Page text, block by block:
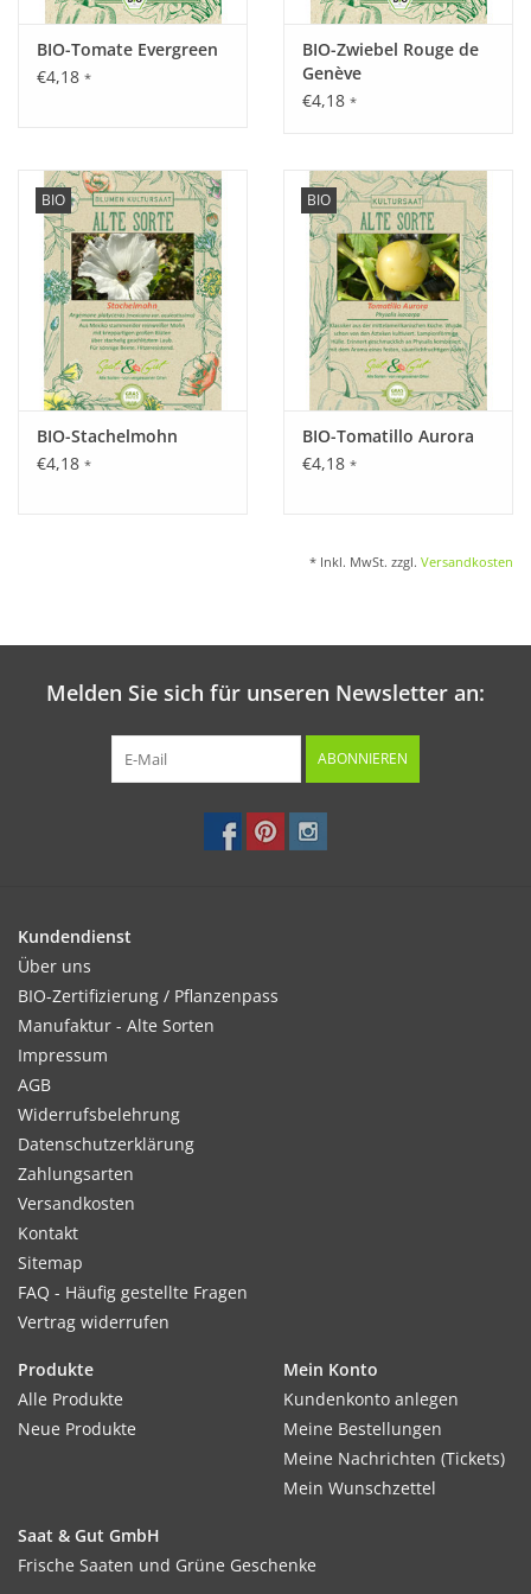
12 Korn
BIO-Tomate Evergreen
€4,18 *
BIO-Zwiebel Rouge de
Genève
€4,18 *
BIO
BIO-Stachelmohn
€4,18 *
BIO
BIO-Tomatillo Aurora
€4,18 *
* Inkl. MwSt. zzgl. Versandkosten
Melden Sie sich für unseren Newsletter an:
ABONNIEREN
Kundendienst
Über uns
BIO-Zertifizierung / Pflanzenpass
Manufaktur - Alte Sorten
Impressum
AGB
Widerrufsbelehrung
Datenschutzerklärung
Zahlungsarten
Versandkosten
Kontakt
Sitemap
FAQ - Häufig gestellte Fragen
Vertrag widerrufen
Produkte
Alle Produkte
Neue Produkte
Mein Konto
Kundenkonto anlegen
Meine Bestellungen
Meine Nachrichten (Tickets)
Mein Wunschzettel
Saat & Gut GmbH
Frische Saaten und Grüne Geschenke